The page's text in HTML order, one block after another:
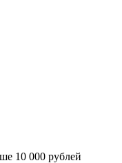
10 000 рублей